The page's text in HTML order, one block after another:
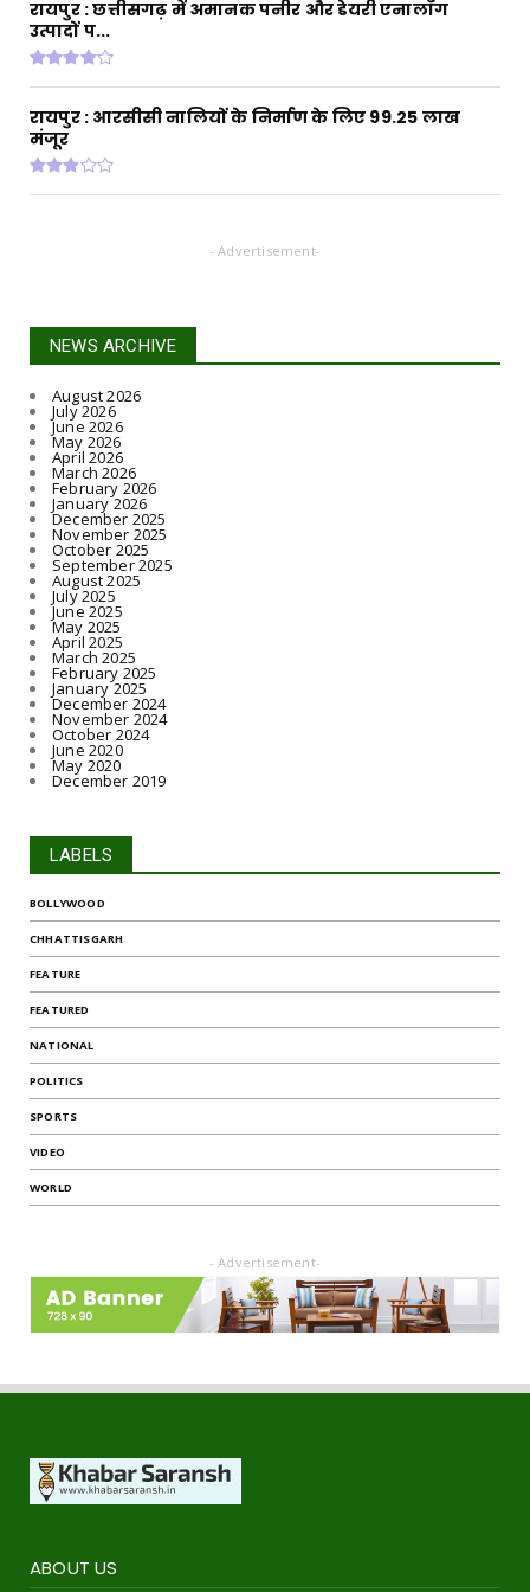
गरीब परिवार...
रायपुर : छत्तीसगढ़ में अमानक पनीर और डेयरी एनालॉग
उत्पादों प...
रायपुर : आरसीसी नालियों के निर्माण के लिए 99.25 लाख
मंजूर
- Advertisement-
NEWS ARCHIVE
August 2026
July 2026
June 2026
May 2026
April 2026
March 2026
February 2026
January 2026
December 2025
November 2025
October 2025
September 2025
August 2025
July 2025
June 2025
May 2025
April 2025
March 2025
February 2025
January 2025
December 2024
November 2024
October 2024
June 2020
May 2020
December 2019
LABELS
BOLLYWOOD
CHHATTISGARH
FEATURE
FEATURED
NATIONAL
POLITICS
SPORTS
VIDEO
WORLD
- Advertisement-
ABOUT US